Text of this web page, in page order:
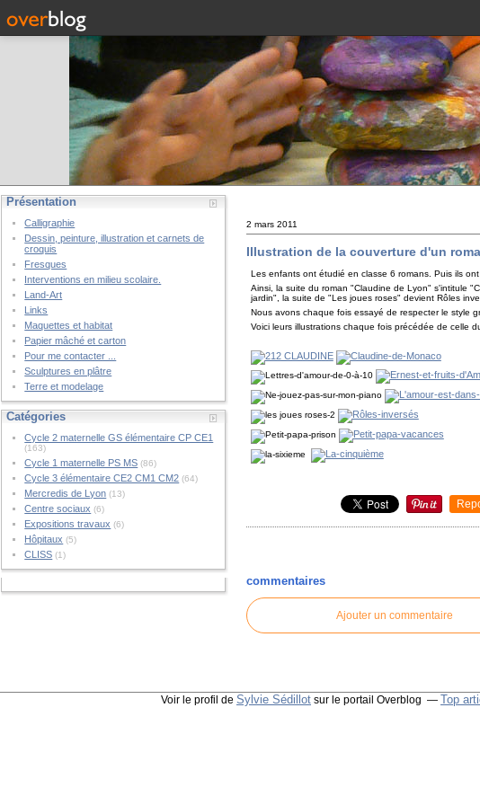
Présentation
Calligraphie
Dessin, peinture, illustration et carnets de
croquis
Fresques
Interventions en milieu scolaire.
Land-Art
Links
Maquettes et habitat
Papier mâché et carton
Pour me contacter ...
Sculptures en plâtre
Terre et modelage
Catégories
Cycle 2 maternelle GS élémentaire CP CE1
(163)
Cycle 1 maternelle PS MS (86)
Cycle 3 élémentaire CE2 CM1 CM2 (64)
Mercredis de Lyon (13)
Centre sociaux (6)
Expositions travaux (6)
Hôpitaux (5)
CLISS (1)
2 mars 2011
Illustration de la couverture d'un
Les enfants ont étudié en classe 6 romans. Puis ils
Ainsi, la suite du roman "Claudine de Lyon" s'intitule
jardin", la suite de "Les joues roses" devient Rôles
Nous avons chaque fois essayé de respecter le style
Voici leurs illustrations chaque fois précédée de celle
commentaires
Ajouter un commentaire
Voir le profil de Sylvie Sédillot sur le portail Overblog Top